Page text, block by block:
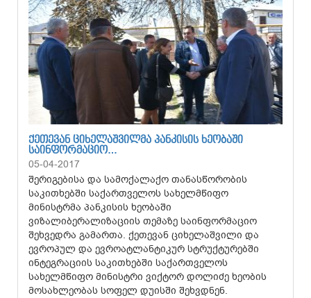
ᲥᲔᲗᲔᲕᲐᲜ ᲪᲘᲮᲔᲚᲐᲨᲕᲘᲚᲛᲐ ᲞᲐᲜᲙᲘᲡᲘᲡ ᲮᲔᲝᲑᲐᲨᲘ
ᲡᲐᲘᲜᲤᲝᲠᲛᲐᲪᲘᲝ…
05-04-2017
შერიგებისა და სამოქალაქო თანასწორობის
საკითხებში საქართველოს სახელმწიფო
მინისტრმა პანკისის ხეობაში
ვიზალიბერალიზაციის თემაზე საინფორმაციო
შეხვედრა გამართა. ქეთევან ციხელაშვილი და
ევროპულ და ევროატლანტიკურ სტრუქტურებში
ინტეგრაციის საკითხებში საქართველოს
სახელმწიფო მინისტრი ვიქტორ დოლიძე ხეობის
მოსახლეობას სოფელ დუისში შეხვდნენ.